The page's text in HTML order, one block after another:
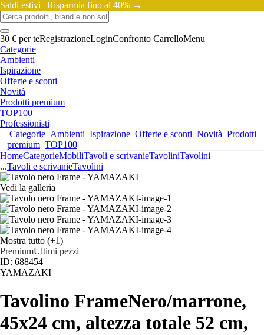
Saldi estivi | Risparmia fino al 40% →
30 € per teRegistrazioneLoginConfronto CarrelloMenu
Categorie
Ambienti
Ispirazione
Offerte e sconti
Novità
Prodotti premium
TOP100
Professionisti
Categorie Ambienti Ispirazione Offerte e sconti Novità Prodotti
premium TOP100
HomeCategorieMobiliTavoli e scrivanieTavoliniTavolini
...Tavoli e scrivanieTavolini
Vedi la galleria
Mostra tutto (+1)
PremiumUltimi pezzi
ID: 688454
YAMAZAKI
Tavolino FrameNero/marrone,
45x24 cm, altezza totale 52 cm,